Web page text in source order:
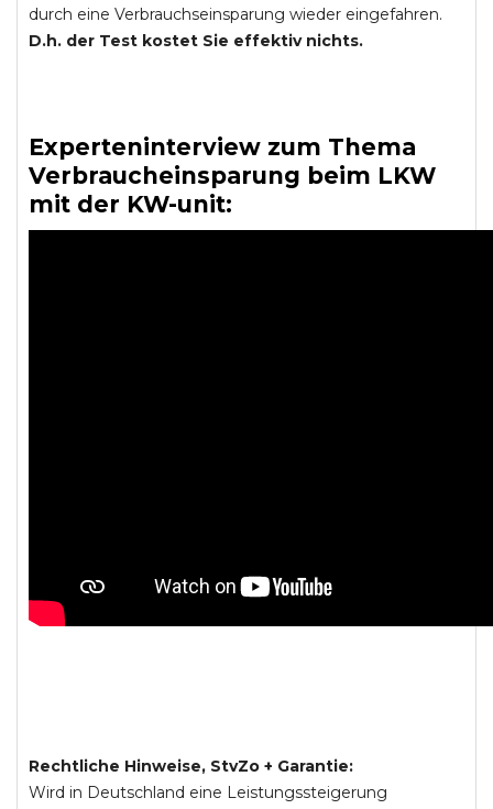
durch eine Verbrauchseinsparung wieder eingefahren.
D.h. der Test kostet Sie effektiv nichts.
Experteninterview zum Thema
Verbraucheinsparung beim LKW
mit der KW-unit:
Rechtliche Hinweise, StvZo + Garantie:
Wird in Deutschland eine Leistungssteigerung